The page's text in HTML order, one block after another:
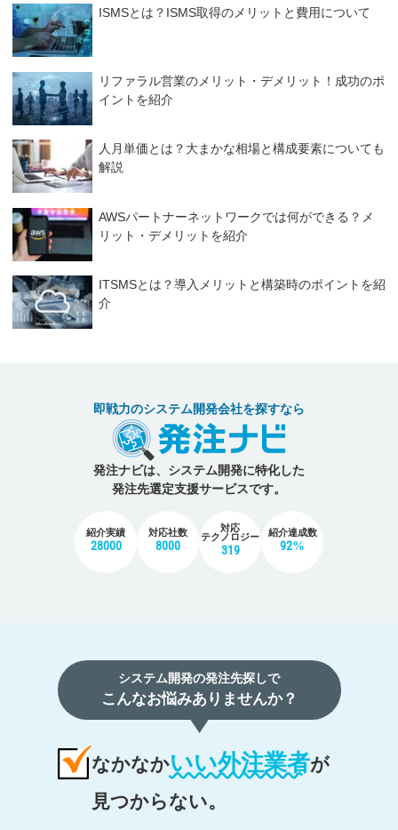
ISMSとは？ISMS取得のメリットと費用について
リファラル営業のメリット・デメリット！成功のポ
イントを紹介
人月単価とは？大まかな相場と構成要素についても
解説
AWSパートナーネットワークでは何ができる？メ
リット・デメリットを紹介
ITSMSとは？導入メリットと構築時のポイントを紹
介
即戦力のシステム開発会社を探すなら
発注ナビは、システム開発に特化した
発注先選定支援サービスです。
紹介実績
28000
対応社数
8000
対応
テクノロジー
319
紹介達成数
92%
システム開発の発注先探しで
こんなお悩みありませんか？
なかなかいい外注業者が
見つからない。